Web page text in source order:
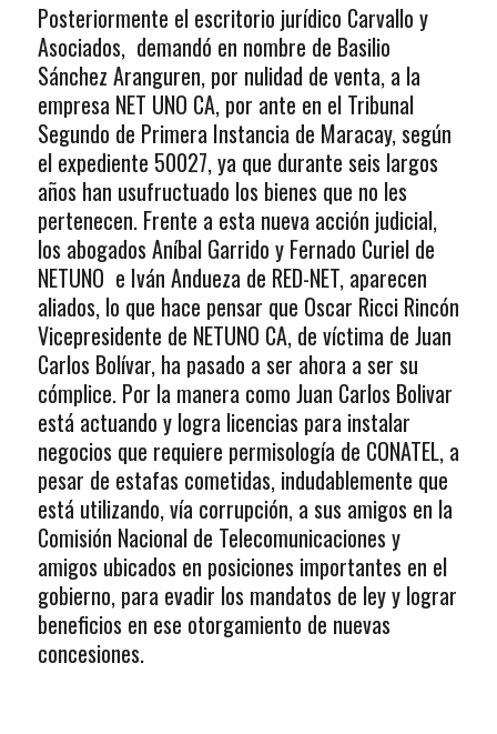
Posteriormente el escritorio jurídico Carvallo y
Asociados, demandó en nombre de Basilio
Sánchez Aranguren, por nulidad de venta, a la
empresa NET UNO CA, por ante en el Tribunal
Segundo de Primera Instancia de Maracay, según
el expediente 50027, ya que durante seis largos
años han usufructuado los bienes que no les
pertenecen. Frente a esta nueva acción judicial,
los abogados Aníbal Garrido y Fernado Curiel de
NETUNO e Iván Andueza de RED-NET, aparecen
aliados, lo que hace pensar que Oscar Ricci Rincón
Vicepresidente de NETUNO CA, de víctima de Juan
Carlos Bolívar, ha pasado a ser ahora a ser su
cómplice. Por la manera como Juan Carlos Bolivar
está actuando y logra licencias para instalar
negocios que requiere permisología de CONATEL, a
pesar de estafas cometidas, indudablemente que
está utilizando, vía corrupción, a sus amigos en la
Comisión Nacional de Telecomunicaciones y
amigos ubicados en posiciones importantes en el
gobierno, para evadir los mandatos de ley y lograr
beneficios en ese otorgamiento de nuevas
concesiones.